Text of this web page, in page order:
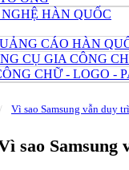
HÀN QUỐC
CÁO HÀN
CỤ GIA CÔNG
CHỮ - LOGO -
Vì sao Samsung vẫn duy
sao